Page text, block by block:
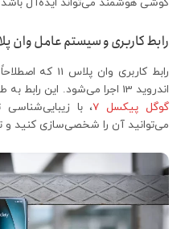
گوشی هوشمند می‌تواند ایده‌آل
رابط کاربری و سیستم عامل وان
اندروید 13 اجرا می‌شود. این رابط به طراحی‌های اصلی اندروید گوگل در سری
گوگل پیکسل 7
، با
می‌توانید آن را شخصی‌سازی کنید و